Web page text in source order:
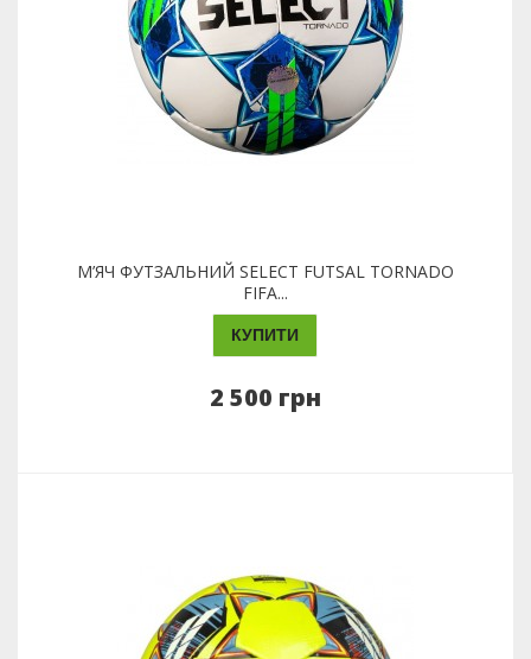
М’ЯЧ ФУТЗАЛЬНИЙ SELECT FUTSAL TORNADO
FIFA...
КУПИТИ
2 500 грн